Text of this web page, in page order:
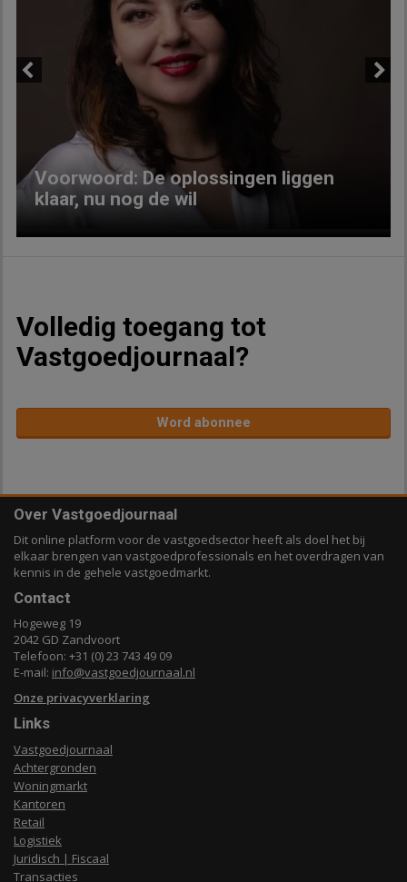
Voorwoord: De oplossingen liggen
klaar, nu nog de wil
Volledig toegang tot
Vastgoedjournaal?
Word abonnee
Over Vastgoedjournaal
Dit online platform voor de vastgoedsector heeft als doel het bij
elkaar brengen van vastgoedprofessionals en het overdragen van
kennis in de gehele vastgoedmarkt.
Contact
Hogeweg 19
2042 GD Zandvoort
Telefoon: +31 (0) 23 743 49 09
E-mail: info@vastgoedjournaal.nl
Onze privacyverklaring
Links
Vastgoedjournaal
Achtergronden
Woningmarkt
Kantoren
Retail
Logistiek
Juridisch | Fiscaal
Transacties